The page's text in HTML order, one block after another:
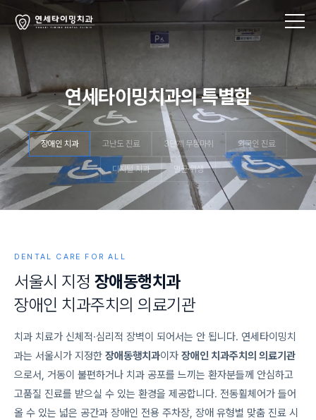
연세타이밍치과의 특별함
장애인 치과 고난도 진료 3단계 무통마취 외국인 진료
디지털 치과 멸균·위생
DENTAL CARE FOR ALL
서울시 지 정 장애동행치과
장애인 치 과주치 의 의료기 관
치과 치료가 신체적·심리적 장벽이 되어서는 안 됩니다. 연세타이밍치
과는 서울시가 지정한 장애동행치과이자 장애인 치과주치의 의료기관
으로서, 거동이 불편하거나 치과 공포를 느끼는 환자분들께 안심하고
고품질 진료를 받으실 수 있는 환경을 제공합니다. 전동휠체어가 들어
올 수 있는 넓은 공간과 장애인 전용 주차장, 장애 유형별 맞춤 진료 시